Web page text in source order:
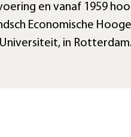
en vanaf 1959
Economische
Universiteit, in Rotterdam.